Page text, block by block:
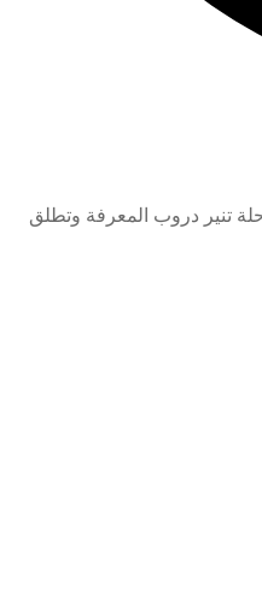
تنير دروب المعرفة وتطلق